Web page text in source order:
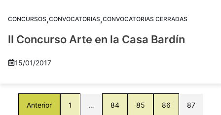
CONCURSOS,CONVOCATORIAS,CONVOCATORIAS CERRADAS
II Concurso Arte en la Casa Bardín
15/01/2017
Anterior 1 … 84 85 86 87